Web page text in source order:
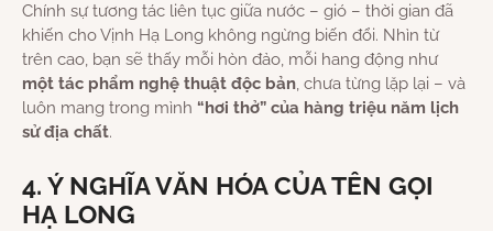
Chính sự tương tác liên tục giữa nước – gió – thời gian đã
khiến cho Vịnh Hạ Long không ngừng biến đổi. Nhìn từ
trên cao, bạn sẽ thấy mỗi hòn đảo, mỗi hang động như
một tác phẩm nghệ thuật độc bản, chưa từng lặp lại – và
luôn mang trong mình “hơi thở” của hàng triệu năm lịch
sử địa chất.
4. Ý NGHĨA VĂN HÓA CỦA TÊN GỌI
HẠ LONG